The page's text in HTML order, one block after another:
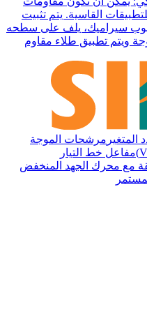
القاسية. يتم تثبيت
سيراميك، يلف على سطحه
ويتم تطبيق طلاء مقاوم
مرشحات الموجة
مفاعل خط التيار
مع محرك الجهد المنخفض